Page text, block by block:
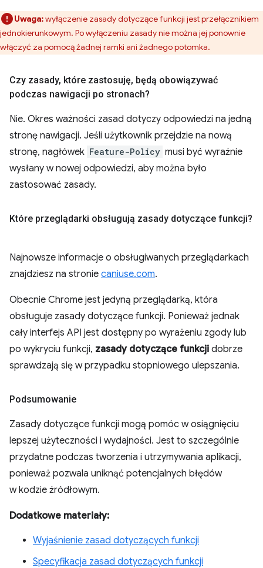
Uwaga:wyłączenie zasady dotyczące funkcji jest przełącznikiem
jednokierunkowym. Po wyłączeniu zasady nie można jej ponownie
włączyć za pomocą żadnej ramki ani żadnego potomka.
Czy zasady, które zastosuję, będą obowiązywać
podczas nawigacji po stronach?
Nie. Okres ważności zasad dotyczy odpowiedzi na jedną
stronę nawigacji. Jeśli użytkownik przejdzie na nową
stronę, nagłówek Feature-Policy musi być wyraźnie
wysłany w nowej odpowiedzi, aby można było
zastosować zasady.
Które przeglądarki obsługują zasady dotyczące funkcji?
Najnowsze informacje o obsługiwanych przeglądarkach
znajdziesz na stronie caniuse.com.
Obecnie Chrome jest jedyną przeglądarką, która
obsługuje zasady dotyczące funkcji. Ponieważ jednak
cały interfejs API jest dostępny po wyrażeniu zgody lub
po wykryciu funkcji, zasady dotyczące funkcji dobrze
sprawdzają się w przypadku stopniowego ulepszania.
Podsumowanie
Zasady dotyczące funkcji mogą pomóc w osiągnięciu
lepszej użyteczności i wydajności. Jest to szczególnie
przydatne podczas tworzenia i utrzymywania aplikacji,
ponieważ pozwala uniknąć potencjalnych błędów
w kodzie źródłowym.
Dodatkowe materiały:
Wyjaśnienie zasad dotyczących funkcji
Specyfikacja zasad dotyczących funkcji